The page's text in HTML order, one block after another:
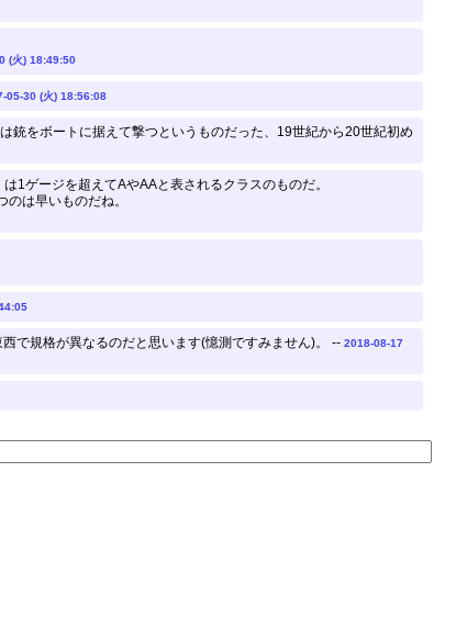
(火) 18:49:50
05-30 (火) 18:56:08
銃をボートに据えて撃つというものだった、19世紀から20世紀初め
1ゲージを超えてAやAAと表されるクラスのものだ。
は早いものだね。
で規格が異なるのだと思います(憶測ですみません)。 -- 2018-08-17